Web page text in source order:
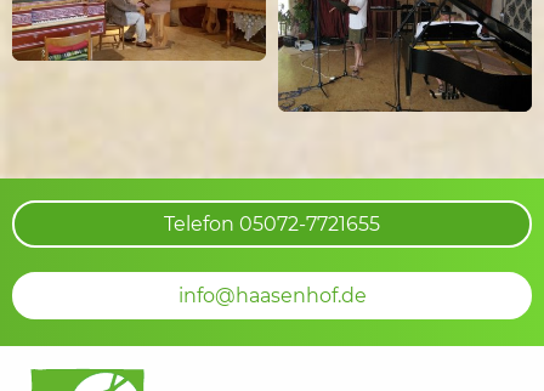
Telefon 05072-7721655
info@haasenhof.de